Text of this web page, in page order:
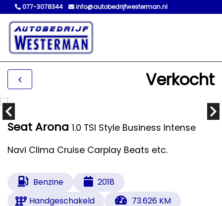
077-3078344 info@autobedrijfwesterman.nl
Verkocht
Seat Arona 1.0 TSI Style Business Intense
Navi Clima Cruise Carplay Beats etc.
Benzine
2018
Handgeschakeld
73.626 KM